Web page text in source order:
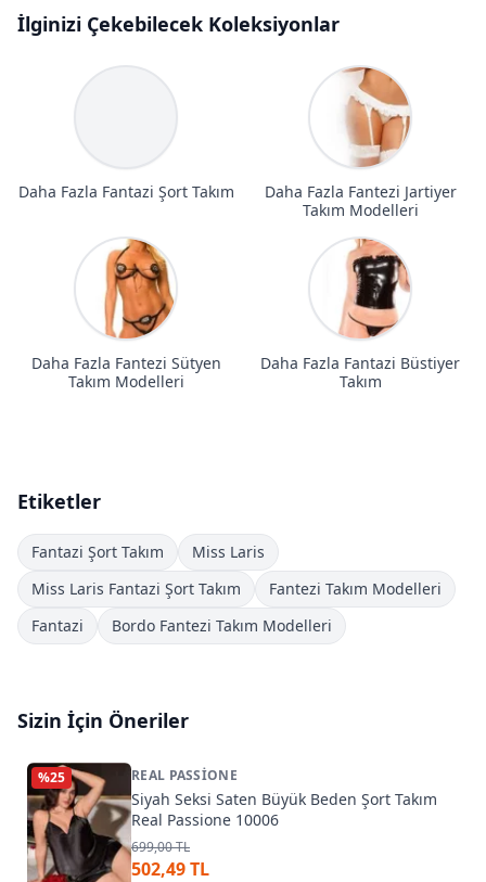
İlginizi Çekebilecek Koleksiyonlar
Daha Fazla Fantazi Şort Takım
Daha Fazla Fantezi Jartiyer
Takım Modelleri
Daha Fazla Fantezi Sütyen
Takım Modelleri
Daha Fazla Fantazi Büstiyer
Takım
Etiketler
Fantazi Şort Takım
Miss Laris
Miss Laris Fantazi Şort Takım
Fantezi Takım Modelleri
Fantazi
Bordo Fantezi Takım Modelleri
Sizin İçin Öneriler
%25 REAL PASSIONE
Siyah Seksi Saten Büyük Beden Şort Takım
Real Passione 10006
699,00 TL
502,49 TL